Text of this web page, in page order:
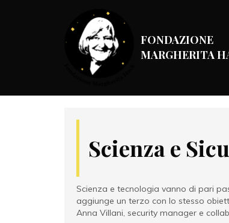
FONDAZIONE
MARGHERITA
Scienza e
Scienza e tecnologia vanno di pari
aggiunge un terzo con lo stesso
Anna Villani, security manager e